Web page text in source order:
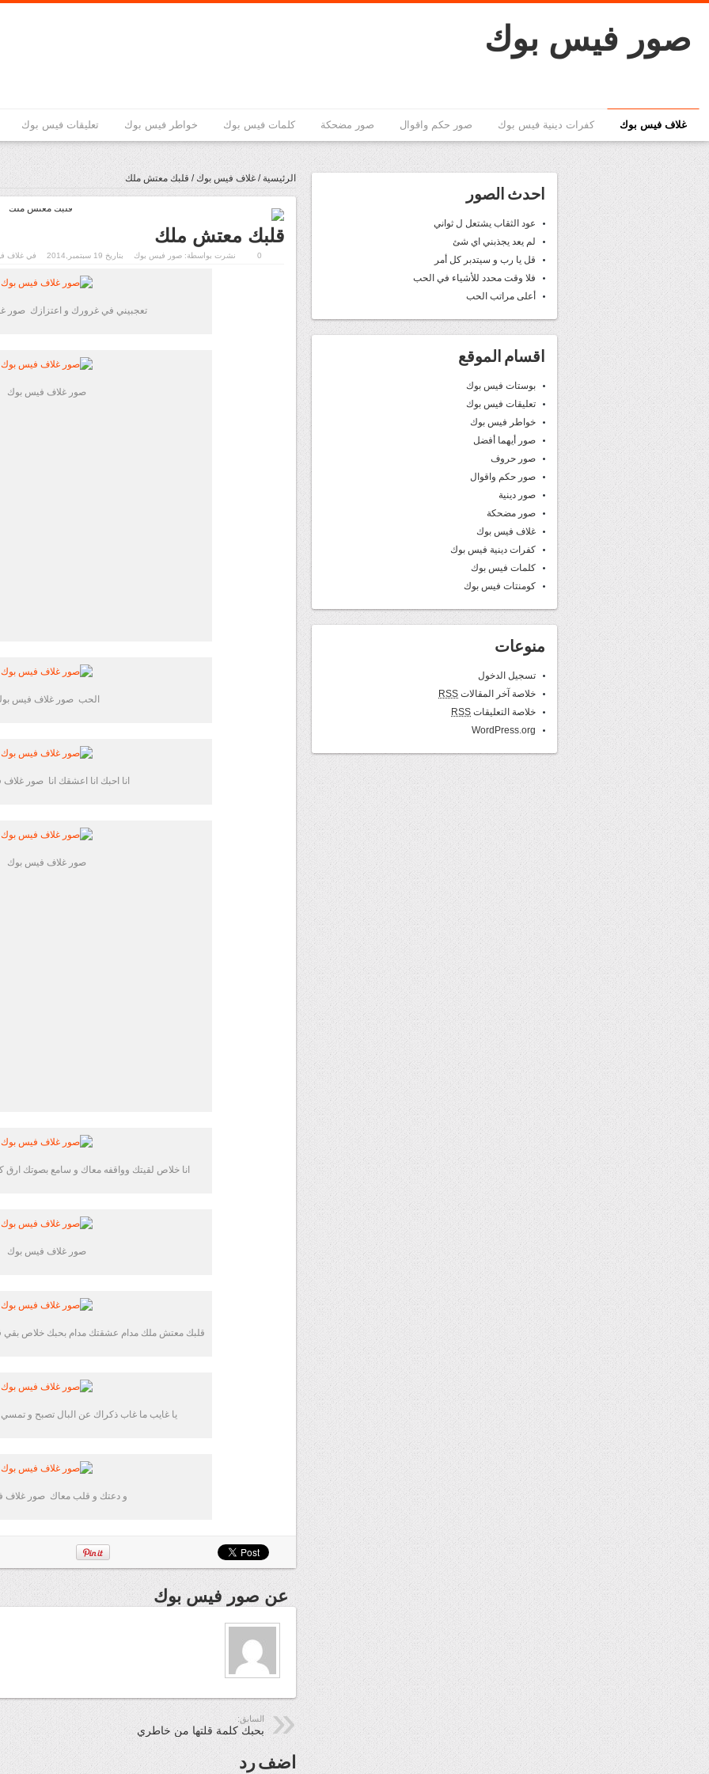
صور فيس بوك
غلاف فيس بوك كفرات دينية فيس بوك صور حكم واقوال صور مضحكة كلمات فيس بوك خواطر فيس بوك تعليقات فيس بوك
الرئيسية / غلاف فيس بوك/ قلبك معتش ملك
قلبك معتش ملك
نشرت بواسطة: صور فيس بوك بتاريخ 19 سبتمبر,2014 في غلاف 0
تعجبيني في غرورك و اعتزازك صور
صور غلاف فيس بوك
الحب صور غلاف فيس
انا احبك انا اعشقك انا صور
صور غلاف فيس بوك
انا خلاص لقيتك وواقفه معاك و سامع بصوتك
صور غلاف فيس بوك
قلبك معتش ملك مدام عشقتك مدام بحبك خلاص بقي
يا غايب ما غاب ذكراك عن البال تصبح و
و دعتك و قلب معاك صور غلاف
عن صور فيس بوك
السابق:
بحبك كلمة قلتها من خاطري
اضف رد
احدث الصور
عود الثقاب يشتعل ل ثواني
لم يعد يجذبني اي شئ
قل يا رب و سيتدبر كل أمر
فلا وقت محدد للأشياء في الحب
أعلى مراتب الحب
اقسام الموقع
بوستات فيس بوك
تعليقات فيس بوك
خواطر فيس بوك
صور أيهما أفضل
صور حروف
صور حكم واقوال
صور دينية
صور مضحكة
غلاف فيس بوك
كفرات دينية فيس بوك
كلمات فيس بوك
كومنتات فيس بوك
منوعات
تسجيل الدخول
خلاصة آخر المقالات RSS
خلاصة التعليقات RSS
WordPress.org